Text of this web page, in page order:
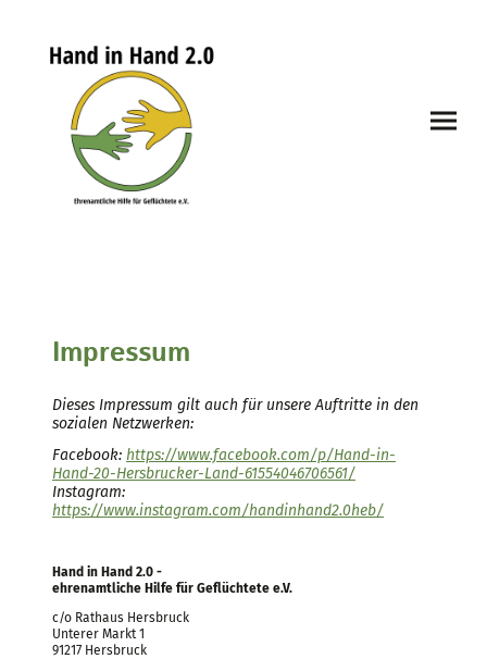
Impressum
Dieses Impressum gilt auch für unsere Auftritte in den
sozialen Netzwerken:
Facebook: https://www.facebook.com/p/Hand-in-
Hand-20-Hersbrucker-Land-61554046706561/
Instagram:
https://www.instagram.com/handinhand2.0heb/
Hand in Hand 2.0 -
ehrenamtliche Hilfe für Geflüchtete e.V.
c/o Rathaus Hersbruck
Unterer Markt 1
91217 Hersbruck